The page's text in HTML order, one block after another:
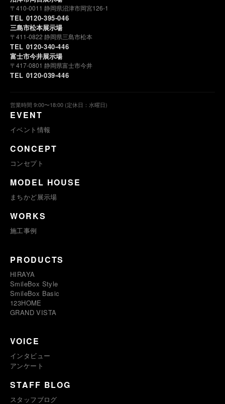
〒410-0011 静岡県沼津市岡宮126-1
TEL 0120-395-046
三島市松本展示場
〒411-0822 静岡県三島市松本
TEL 0120-340-446
富士市今井展示場
〒417-0801 静岡県富士市今井
TEL 0120-039-446
営業時間 9:00〜18:00 (定休日：水曜日)
EVENT
イベント情報
CONCEPT
コンセプト
MODEL HOUSE
まちかど展示場
WORKS
施工事例
PRODUCTS
HIRAYA
SmileBox Style
SmileBox Basic
123HOME
GRAND VISTA
VOICE
インタビュー
アンケート
STAFF BLOG
スタッフブログ